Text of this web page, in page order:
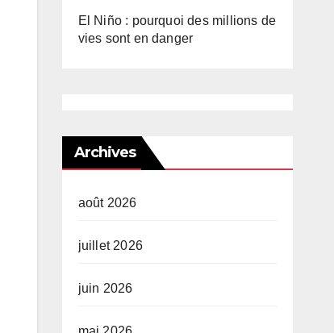
El Niño : pourquoi des millions de
vies sont en danger
Archives
août 2026
juillet 2026
juin 2026